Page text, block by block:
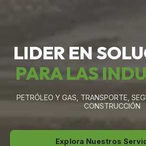
LIDER EN
PARA LAS
PETRÓLEO Y GAS, TRANSPORTE,
CONSTRUCCIÓN
Explora Nuestros